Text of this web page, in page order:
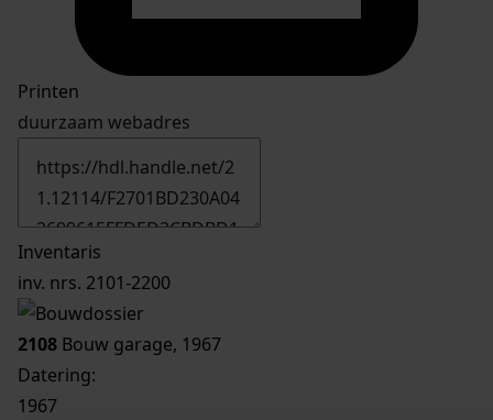
Printen
duurzaam webadres
Inventaris
inv. nrs. 2101-2200
2108 Bouw garage, 1967
Datering:
1967